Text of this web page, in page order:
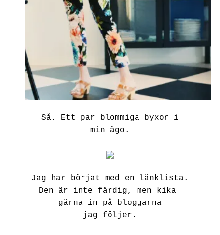
Så. Ett par blommiga byxor i
min ägo.
Jag har börjat med en länklista.
Den är inte färdig, men kika
gärna in på bloggarna
jag följer.